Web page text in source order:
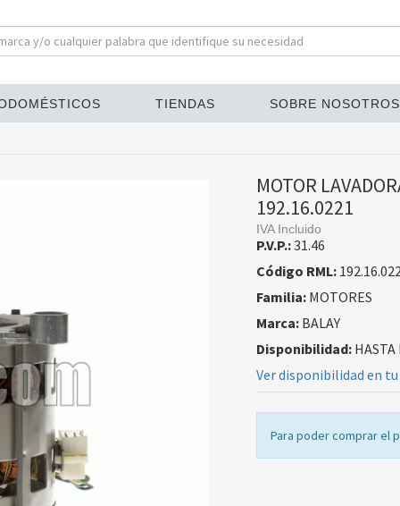
TIENDAS SOBRE NOSOTROS
MOTOR
192.16.0221
IVA Incluido
P.V.P.:31.46
Código RML:
Familia:MOTORES
Marca:BALAY
Disponibilidad:HASTA
Ver disponibilidad en
Para poder comprar el